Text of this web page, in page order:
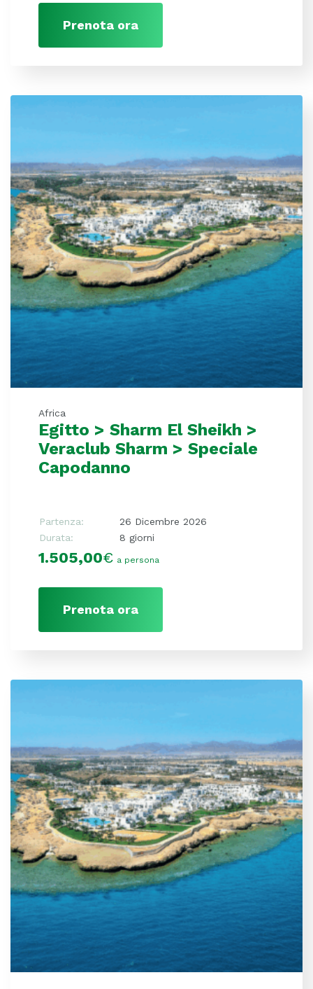
Prenota ora
Africa
Egitto > Sharm El Sheikh >
Veraclub Sharm > Speciale
Capodanno
Partenza:
26 Dicembre 2026
Durata:
8 giorni
1.505,00€ a persona
Prenota ora